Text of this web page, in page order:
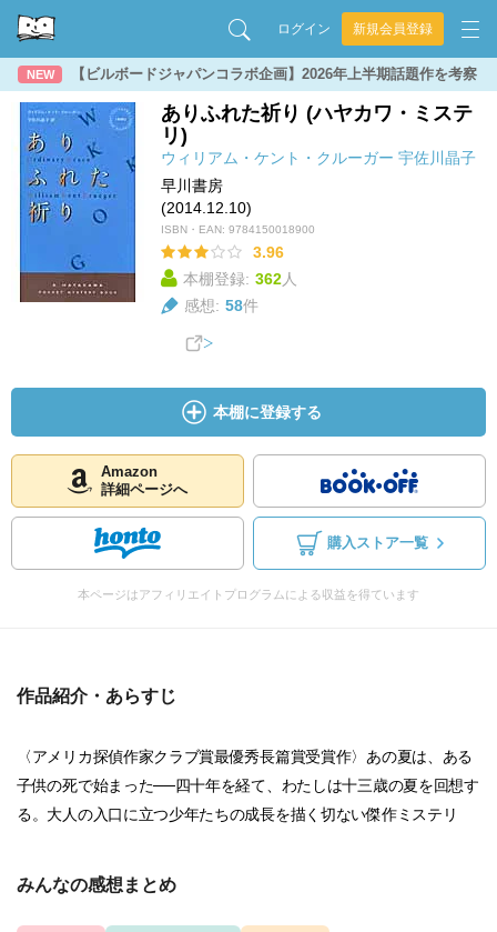
ログイン 新規会員登録
NEW 【ビルボードジャパンコラボ企画】2026年上半期話題作を考察
ありふれた祈り (ハヤカワ・ミステ
リ)
ウィリアム・ケント・クルーガー 宇佐川晶子
早川書房
(2014.12.10)
ISBN・EAN: 9784150018900
3.96
本棚登録: 362人
感想: 58件
本棚に登録する
Amazon
詳細ページへ
購入ストア一覧
本ページはアフィリエイトプログラムによる収益を得ています
作品紹介・あらすじ
〈アメリカ探偵作家クラブ賞最優秀長篇賞受賞作〉あの夏は、ある
子供の死で始まった──四十年を経て、わたしは十三歳の夏を回想す
る。大人の入口に立つ少年たちの成長を描く切ない傑作ミステリ
みんなの感想まとめ